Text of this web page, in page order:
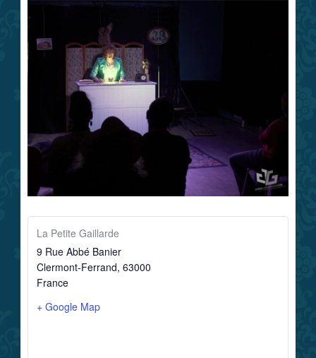
La Petite Gaillarde
9 Rue Abbé Banier
Clermont-Ferrand, 63000
France
+ Google Map